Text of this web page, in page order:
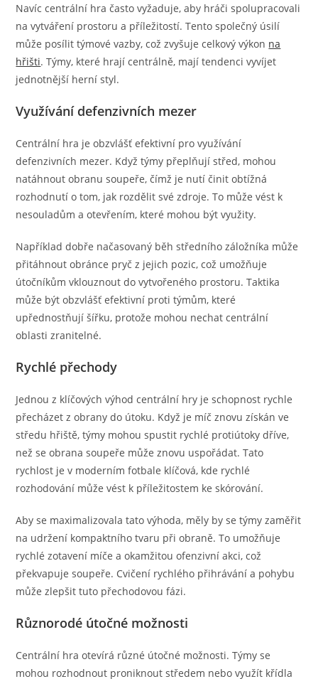
Navíc centrální hra často vyžaduje, aby hráči spolupracovali
na vytváření prostoru a příležitostí. Tento společný úsilí
může posílit týmové vazby, což zvyšuje celkový výkon na
hřišti. Týmy, které hrají centrálně, mají tendenci vyvíjet
jednotnější herní styl.
Využívání defenzivních mezer
Centrální hra je obzvlášť efektivní pro využívání
defenzivních mezer. Když týmy přeplňují střed, mohou
natáhnout obranu soupeře, čímž je nutí činit obtížná
rozhodnutí o tom, jak rozdělit své zdroje. To může vést k
nesouladům a otevřením, které mohou být využity.
Například dobře načasovaný běh středního záložníka může
přitáhnout obránce pryč z jejich pozic, což umožňuje
útočníkům vklouznout do vytvořeného prostoru. Taktika
může být obzvlášť efektivní proti týmům, které
upřednostňují šířku, protože mohou nechat centrální
oblasti zranitelné.
Rychlé přechody
Jednou z klíčových výhod centrální hry je schopnost rychle
přecházet z obrany do útoku. Když je míč znovu získán ve
středu hřiště, týmy mohou spustit rychlé protiútoky dříve,
než se obrana soupeře může znovu uspořádat. Tato
rychlost je v moderním fotbale klíčová, kde rychlé
rozhodování může vést k příležitostem ke skórování.
Aby se maximalizovala tato výhoda, měly by se týmy zaměřit
na udržení kompaktního tvaru při obraně. To umožňuje
rychlé zotavení míče a okamžitou ofenzivní akci, což
překvapuje soupeře. Cvičení rychlého přihrávání a pohybu
může zlepšit tuto přechodovou fázi.
Různorodé útočné možnosti
Centrální hra otevírá různé útočné možnosti. Týmy se
mohou rozhodnout proniknout středem nebo využít křídla